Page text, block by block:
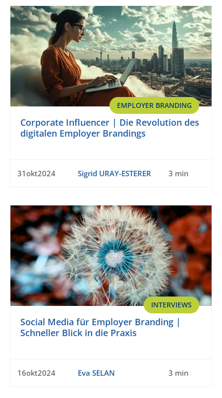
EMPLOYER BRANDING
Corporate Influencer | Die Revolution des
digitalen Employer Brandings
31okt2024 Sigrid URAY-ESTERER 3 min
INTERVIEWS
Social Media für Employer Branding |
Schneller Blick in die Praxis
16okt2024 Eva SELAN 3 min